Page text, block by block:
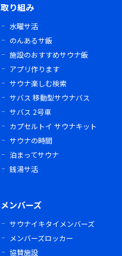
取り組み
水曜サ活
のんあるサ飯
施設のおすすめサウナ飯
アプリ作ります
サウナ楽しむ検索
サバス 移動型サウナバス
サバス 2号車
カプセルトイ サウナキット
サウナの時間
泊まってサウナ
銭湯サ活
メンバーズ
サウナイキタイメンバーズ
メンバーズロッカー
協賛施設